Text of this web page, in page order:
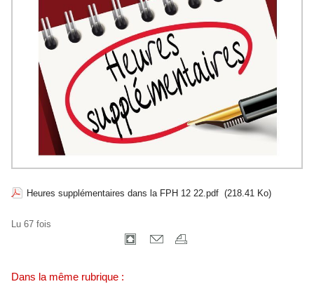
Heures supplémentaires dans la FPH 12 22.pdf (218.41 Ko)
Lu 67 fois
Dans la même rubrique :